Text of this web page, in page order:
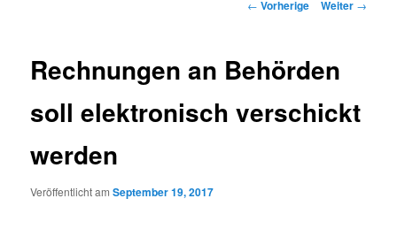
← Vorherige Weiter →
Rechnungen an Behörden
soll elektronisch verschickt
werden
Veröffentlicht amSeptember 19, 2017